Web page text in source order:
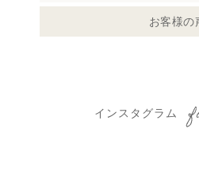
お客様の
インスタグラ